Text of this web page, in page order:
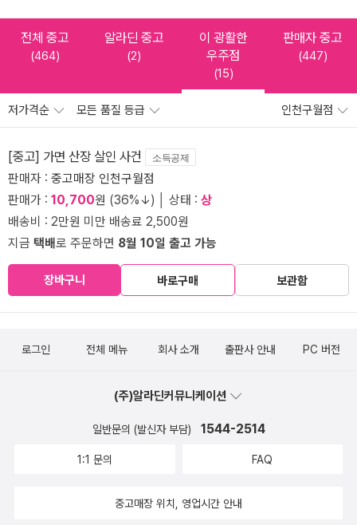
전체 중고
(464)
알라딘 중고
(2)
이 광활한
우주점
(15)
판매자 중고
(447)
저가격순 모든 품질 등급 인천구월점
[중고] 가면 산장 살인 사건 소득공제
판매자 : 중고매장 인천구월점
판매가 : 10,700원 (36%↓) │ 상태 : 상
배송비 : 2만원 미만 배송료 2,500원
지금 택배로 주문하면 8월 10일 출고 가능
장바구니 바로구매 보관함
로그인 전체 메뉴 회사 소개 출판사 안내 PC 버전
(주)알라딘커뮤니케이션
일반문의 (발신자 부담) 1544-2514
1:1 문의 FAQ
중고매장 위치, 영업시간 안내